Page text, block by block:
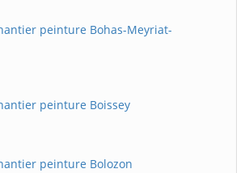
peinture Bohas-Meyriat-
peinture Boissey
peinture Bolozon